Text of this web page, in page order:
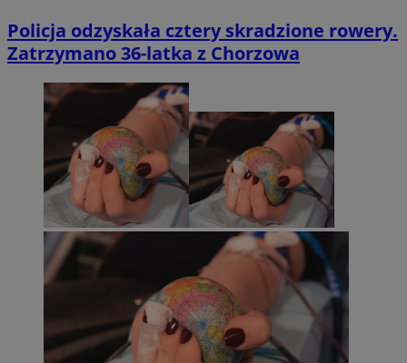
Policja odzyskała cztery skradzione rowery.
Zatrzymano 36-latka z Chorzowa